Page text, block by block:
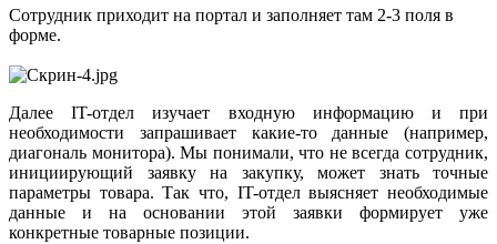
Сотрудник приходит на портал и заполняет там 2-3 поля в
форме.
Далее IT-отдел изучает входную информацию и при
необходимости запрашивает какие-то данные (например,
диагональ монитора). Мы понимали, что не всегда сотрудник,
инициирующий заявку на закупку, может знать точные
параметры товара. Так что, IT-отдел выясняет необходимые
данные и на основании этой заявки формирует уже
конкретные товарные позиции.